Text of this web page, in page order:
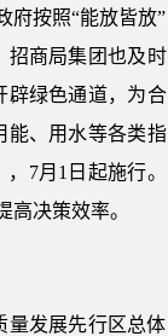
府按照“能放皆放”
招商局集团也及时
辟绿色通道，为合
能、用水等各类指
7月1日起施行。
决策效率。
量发展先行区总体